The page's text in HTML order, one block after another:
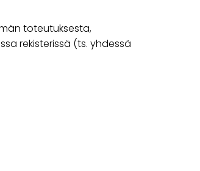
toteutuksesta,
rekisterissä (ts. yhdessä